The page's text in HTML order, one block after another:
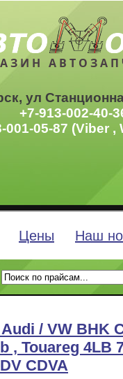
ул
+7-913-002-40-
001-05-87 (Viber ,
Цены Наш
/ VW BHK
, Touareg 4LB
CDVA